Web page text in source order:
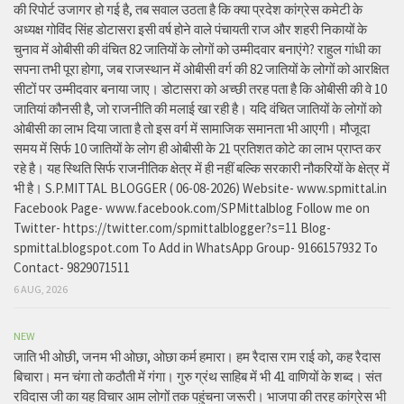
की रिपोर्ट उजागर हो गई है, तब सवाल उठता है कि क्या प्रदेश कांग्रेस कमेटी के
अध्यक्ष गोविंद सिंह डोटासरा इसी वर्ष होने वाले पंचायती राज और शहरी निकायों के
चुनाव में ओबीसी की वंचित 82 जातियों के लोगों को उम्मीदवार बनाएंगे? राहुल गांधी का
सपना तभी पूरा होगा, जब राजस्थान में ओबीसी वर्ग की 82 जातियों के लोगों को आरक्षित
सीटों पर उम्मीदवार बनाया जाए। डोटासरा को अच्छी तरह पता है कि ओबीसी की वे 10
जातियां कौनसी है, जो राजनीति की मलाई खा रही है। यदि वंचित जातियों के लोगों को
ओबीसी का लाभ दिया जाता है तो इस वर्ग में सामाजिक समानता भी आएगी। मौजूदा
समय में सिर्फ 10 जातियों के लोग ही ओबीसी के 21 प्रतिशत कोटे का लाभ प्राप्त कर
रहे है। यह स्थिति सिर्फ राजनीतिक क्षेत्र में ही नहीं बल्कि सरकारी नौकरियों के क्षेत्र में
भी है। S.P.MITTAL BLOGGER ( 06-08-2026) Website- www.spmittal.in
Facebook Page- www.facebook.com/SPMittalblog Follow me on
Twitter- https://twitter.com/spmittalblogger?s=11 Blog-
spmittal.blogspot.com To Add in WhatsApp Group- 9166157932 To
Contact- 9829071511
6 AUG, 2026
NEW
जाति भी ओछी, जनम भी ओछा, ओछा कर्म हमारा। हम रैदास राम राई को, कह रैदास
बिचारा। मन चंगा तो कठौती में गंगा। गुरु ग्रंथ साहिब में भी 41 वाणियों के शब्द। संत
रविदास जी का यह विचार आम लोगों तक पहुंचना जरूरी। भाजपा की तरह कांग्रेस भी